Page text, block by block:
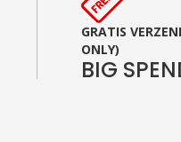
GRATIS
ONLY)
BIG